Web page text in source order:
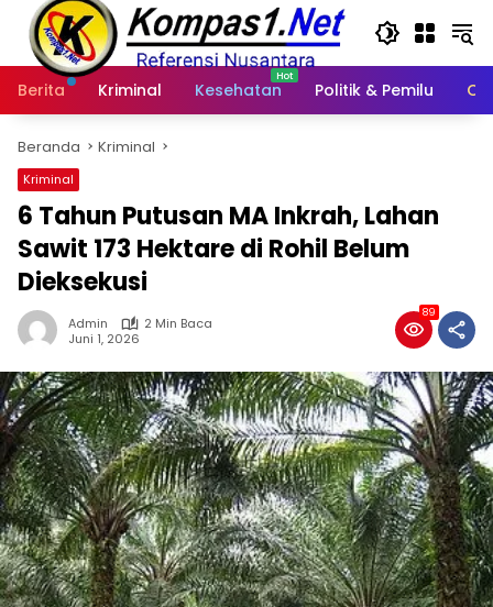
Langsung
konten
Berita
Kriminal Kesehatan Politik & Pemilu
Beranda Kriminal
Kriminal
6 Tahun Putusan MA Inkrah, Lahan
Sawit 173 Hektare di Rohil Belum
Dieksekusi
Admin
2 Min Baca
Juni 1, 2026
89